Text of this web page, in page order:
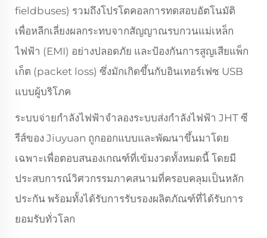
fieldbuses) รวมถึงโปรโตคอลการทดสอบอัตโนมัติ
เพื่อหลีกเลี่ยงผลกระทบจากสัญญาณรบกวนแม่เหล็ก
ไฟฟ้า (EMI) อย่างปลอดภัย และป้องกันการสูญเสียแพ็ก
เก็ต (packet loss) ซึ่งมักเกิดขึ้นกับอินเทอร์เฟซ USB
แบบผู้บริโภค
ระบบจ่ายกำลังไฟฟ้าจำลองระบบส่งกำลังไฟฟ้า JHT ซี
รีส์ของ Jiuyuan ถูกออกแบบและพัฒนาขึ้นมาโดย
เฉพาะเพื่อตอบสนองเกณฑ์ที่เข้มงวดทั้งหมดนี้ โดยมี
ประสบการณ์วิศวกรรมภาคสนามที่ครอบคลุมเป็นหลัก
ประกัน พร้อมทั้งได้รับการรับรองผลิตภัณฑ์ที่ได้รับการ
ยอมรับทั่วโลก